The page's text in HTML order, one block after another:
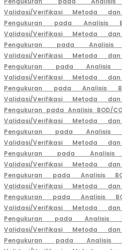
Validasi/Verifikasi Metoda
Pengukuran pada Analisis
Validasi/Verifikasi Metoda
Pengukuran pada Analisis
Validasi/Verifikasi Metoda
Pengukuran pada Analisis
Validasi/Verifikasi Metoda
Pengukuran pada Analisis
Validasi/Verifikasi Metoda
Pengukuran pada Analisis BOD/
Validasi/Verifikasi Metoda
Pengukuran pada Analisis
Validasi/Verifikasi Metoda
Pengukuran pada Analisis
Validasi/Verifikasi Metoda
Pengukuran pada Analisis
Validasi/Verifikasi Metoda
Pengukuran pada Analisis
Validasi/Verifikasi Metoda
Pengukuran pada Analisis
Validasi/Verifikasi Metoda
Pengukuran pada Analisis